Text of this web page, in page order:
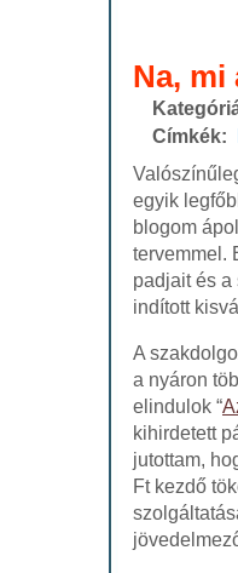
Na, mi
Címkék:
egyik
blogom
tervemmel.
padjait és a
indított
A
a nyáron
elindulok “
kihirdetett
jutottam,
Ft kezdő